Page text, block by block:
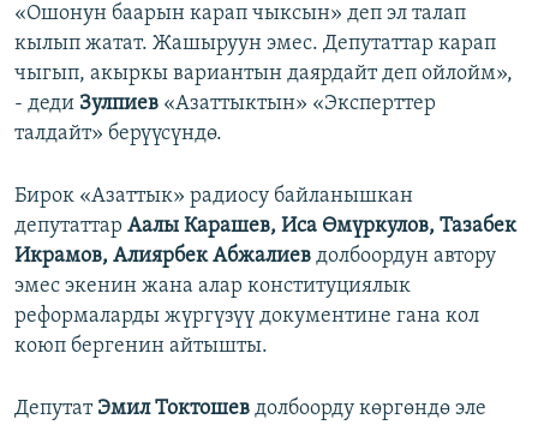
«Ошонун баарын карап чыксын» деп эл талап
кылып жатат. Жашыруун эмес. Депутаттар карап
чыгып, акыркы вариантын даярдайт деп ойлойм»,
- деди Зулпиев «Азаттыктын» «Эксперттер
талдайт» берүүсүндө.
Бирок «Азаттык» радиосу байланышкан
депутаттар Аалы Карашев, Иса Өмүркулов, Тазабек
Икрамов, Алиярбек Абжалиев долбоордун автору
эмес экенин жана алар конституциялык
реформаларды жүргүзүү документине гана кол
коюп бергенин айтышты.
Депутат Эмил Токтошев долбоорду көргөндө эле